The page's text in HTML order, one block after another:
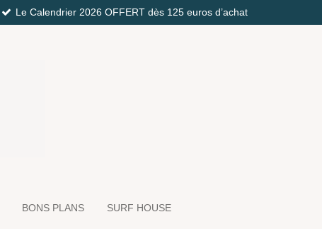
Le Calendrier 2026 OFFERT dès 125 euros d’achat
BONS PLANS SURF HOUSE